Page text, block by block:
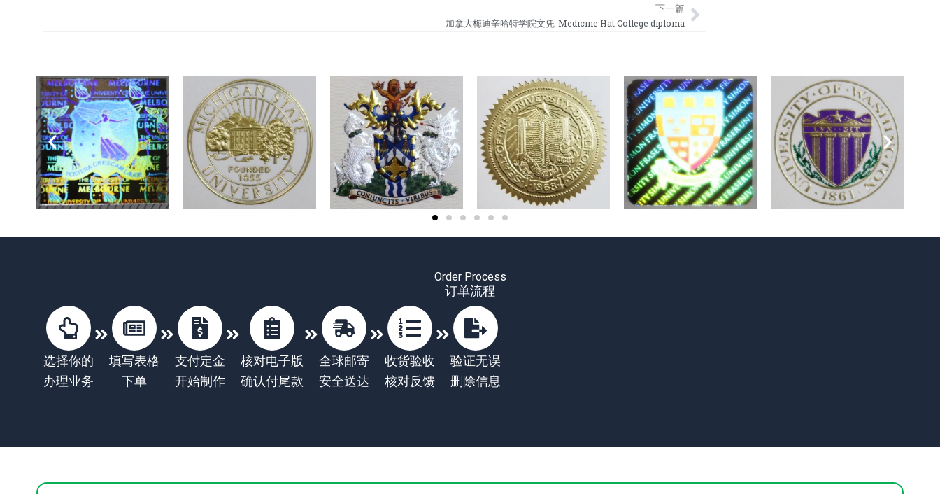
下一篇
加拿大梅迪辛哈特学院文凭-Medicine Hat College diploma
Order Process
订单流程
选择你的
办理业务
填写表格
下单
支付定金
开始制作
核对电子版
确认付尾款
全球邮寄
安全送达
收货验收
核对反馈
验证无误
删除信息